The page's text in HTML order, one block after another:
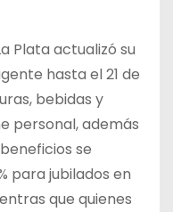
Plata actualizó su
hasta el 21 de
bebidas y
personal, además
se
para jubilados en
que quienes